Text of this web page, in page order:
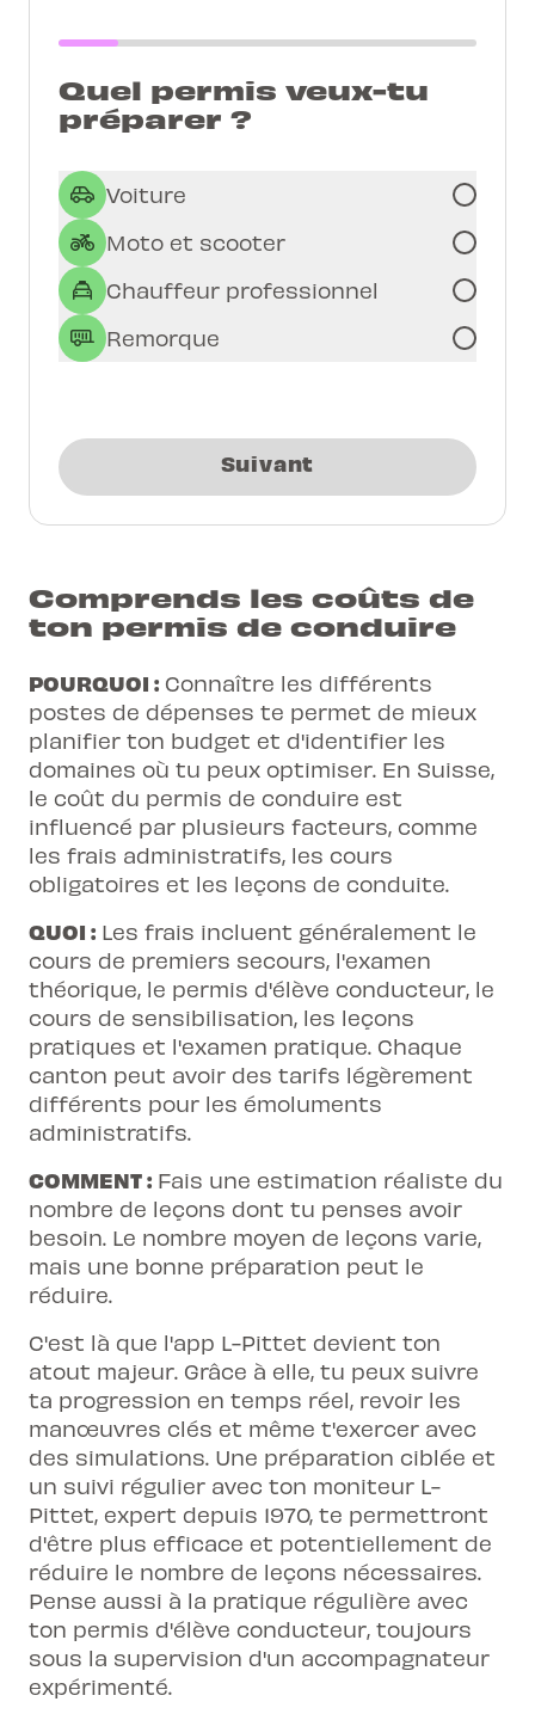
Quel permis veux-tu
préparer ?
Voiture
Moto et scooter
Chauffeur professionnel
Remorque
Suivant
Comprends les coûts de
ton permis de conduire
POURQUOI : Connaître les différents
postes de dépenses te permet de mieux
planifier ton budget et d'identifier les
domaines où tu peux optimiser. En Suisse,
le coût du permis de conduire est
influencé par plusieurs facteurs, comme
les frais administratifs, les cours
obligatoires et les leçons de conduite.
QUOI : Les frais incluent généralement le
cours de premiers secours, l'examen
théorique, le permis d'élève conducteur, le
cours de sensibilisation, les leçons
pratiques et l'examen pratique. Chaque
canton peut avoir des tarifs légèrement
différents pour les émoluments
administratifs.
COMMENT : Fais une estimation réaliste du
nombre de leçons dont tu penses avoir
besoin. Le nombre moyen de leçons varie,
mais une bonne préparation peut le
réduire.
C'est là que l'app L-Pittet devient ton
atout majeur. Grâce à elle, tu peux suivre
ta progression en temps réel, revoir les
manœuvres clés et même t'exercer avec
des simulations. Une préparation ciblée et
un suivi régulier avec ton moniteur L-
Pittet, expert depuis 1970, te permettront
d'être plus efficace et potentiellement de
réduire le nombre de leçons nécessaires.
Pense aussi à la pratique régulière avec
ton permis d'élève conducteur, toujours
sous la supervision d'un accompagnateur
expérimenté.